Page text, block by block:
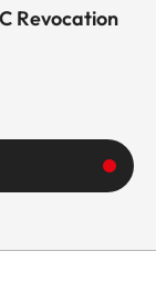
Revocation